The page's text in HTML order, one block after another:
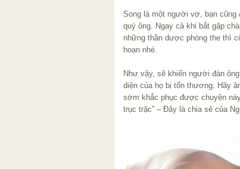
Song là một người vợ, bạn cũng
quý ông. Ngay cả khi bắt gặp
những thần dược phòng the thì
hoạn nhé.
Như vậy, sẽ khiến người đàn
diện của họ bị tổn thương. Hãy
sớm khắc phục được chuyện
trục trặc” – Đây là chia sẻ của